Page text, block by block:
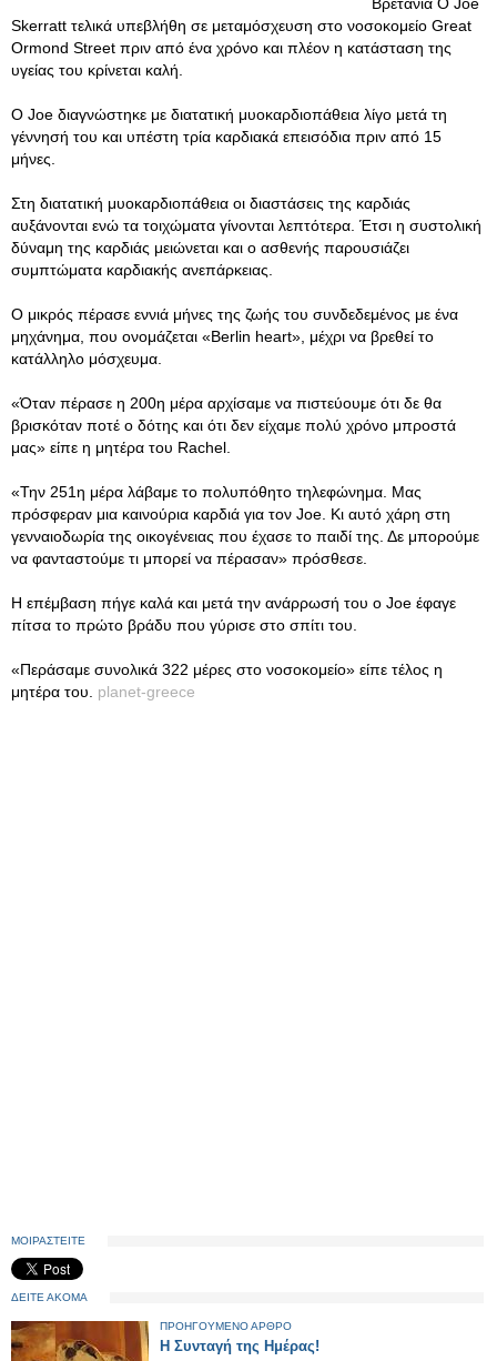
Skerratt τελικά υπεβλήθη σε μεταμόσχευση στο νοσοκομείο Great
Ormond Street πριν από ένα χρόνο και πλέον η κατάσταση της
υγείας του κρίνεται καλή.
Ο Joe διαγνώστηκε με διατατική μυοκαρδιοπάθεια λίγο μετά τη
γέννησή του και υπέστη τρία καρδιακά επεισόδια πριν από 15
μήνες.
Στη διατατική μυοκαρδιοπάθεια οι διαστάσεις της καρδιάς
αυξάνονται ενώ τα τοιχώματα γίνονται λεπτότερα. Έτσι η συστολική
δύναμη της καρδιάς μειώνεται και ο ασθενής παρουσιάζει
συμπτώματα καρδιακής ανεπάρκειας.
Ο μικρός πέρασε εννιά μήνες της ζωής του συνδεδεμένος με ένα
μηχάνημα, που ονομάζεται «Berlin heart», μέχρι να βρεθεί το
κατάλληλο μόσχευμα.
«Όταν πέρασε η 200η μέρα αρχίσαμε να πιστεύουμε ότι δε θα
βρισκόταν ποτέ ο δότης και ότι δεν είχαμε πολύ χρόνο μπροστά
μας» είπε η μητέρα του Rachel.
«Την 251η μέρα λάβαμε το πολυπόθητο τηλεφώνημα. Μας
πρόσφεραν μια καινούρια καρδιά για τον Joe. Κι αυτό χάρη στη
γενναιοδωρία της οικογένειας που έχασε το παιδί της. Δε μπορούμε
να φανταστούμε τι μπορεί να πέρασαν» πρόσθεσε.
Η επέμβαση πήγε καλά και μετά την ανάρρωσή του ο Joe έφαγε
πίτσα το πρώτο βράδυ που γύρισε στο σπίτι του.
«Περάσαμε συνολικά 322 μέρες στο νοσοκομείο» είπε τέλος η
μητέρα του. planet-greece
ΜΟΙΡΑΣΤΕΙΤΕ
ΔΕΙΤΕ ΑΚΟΜΑ
ΠΡΟΗΓΟΥΜΕΝΟ ΑΡΘΡΟ
Η Συνταγή της Ημέρας!